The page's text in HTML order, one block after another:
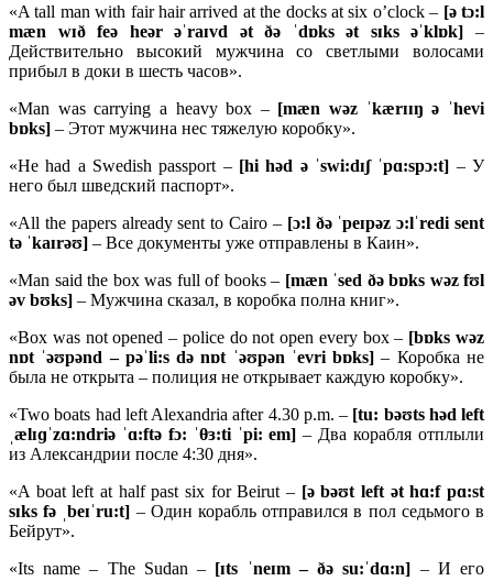
«A tall man with fair hair arrived at the docks at six o’clock – [ə tɔ:l
mæn wɪð feə heər əˈraɪvd ət ðə ˈdɒks ət sɪks əˈklɒk] –
Действительно высокий мужчина со светлыми волосами
прибыл в доки в шесть часов».
«Man was carrying a heavy box – [mæn wəz ˈkærɪɪŋ ə ˈhevi
bɒks] – Этот мужчина нес тяжелую коробку».
«He had a Swedish passport – [hi həd ə ˈswi:dɪʃ ˈpɑ:spɔ:t] – У
него был шведский паспорт».
«All the papers already sent to Cairo – [ɔ:l ðə ˈpeɪpəz ɔ:lˈredi sent
tə ˈkaɪrəʊ] – Все документы уже отправлены в Каин».
«Man said the box was full of books – [mæn ˈsed ðə bɒks wəz fʊl
əv bʊks] – Мужчина сказал, в коробка полна книг».
«Box was not opened – police do not open every box – [bɒks wəz
nɒt ˈəʊpənd – pəˈli:s də nɒt ˈəʊpən ˈevri bɒks]– Коробка не
была не открыта – полиция не открывает каждую коробку».
«Two boats had left Alexandria after 4.30 p.m. – [tu: bəʊts həd left
ˌælɪɡˈzɑ:ndriə ˈɑ:ftə fɔ: ˈθɜ:ti ˈpi: em]– Два корабля отплыли
из Александрии после 4:30 дня».
«A boat left at half past six for Beirut – [ə bəʊt left ət hɑ:f pɑ:st
sɪks fə ˌbeɪˈru:t] – Один корабль отправился в пол седьмого в
Бейрут».
«Its name – The Sudan – [ɪts ˈneɪm – ðə su:ˈdɑ:n] – И его